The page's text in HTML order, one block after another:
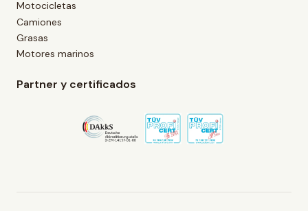
Motocicletas
Camiones
Grasas
Motores marinos
Partner y certificados